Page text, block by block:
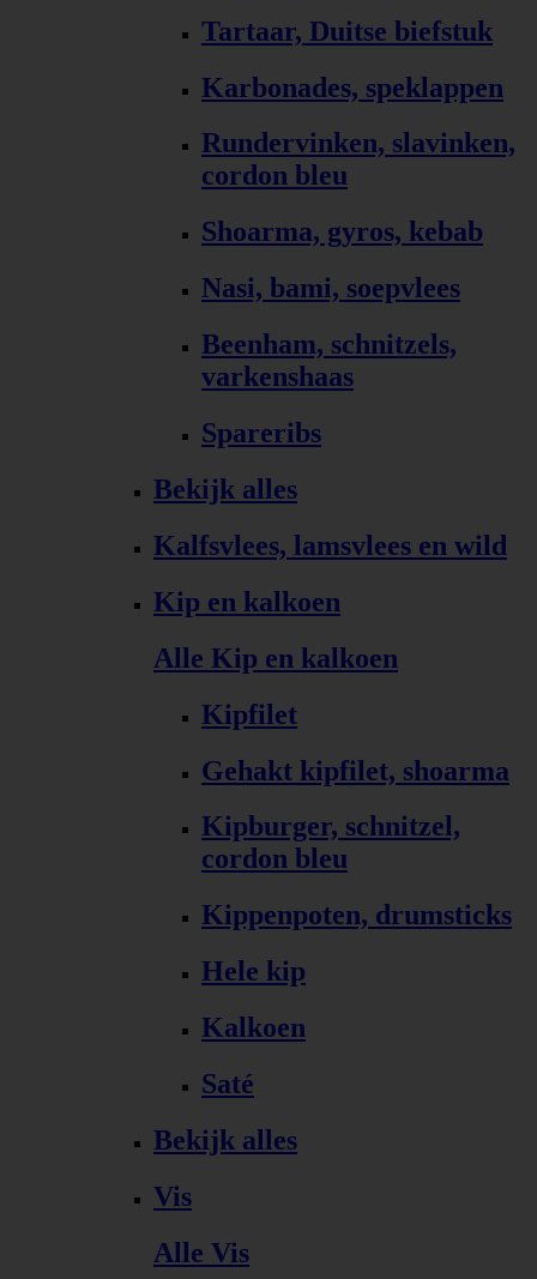
Tartaar, Duitse biefstuk
Karbonades, speklappen
Rundervinken, slavinken,
cordon bleu
Shoarma, gyros, kebab
Nasi, bami, soepvlees
Beenham, schnitzels,
varkenshaas
Spareribs
Bekijk alles
Kalfsvlees, lamsvlees en wild
Kip en kalkoen
Alle Kip en kalkoen
Kipfilet
Gehakt kipfilet, shoarma
Kipburger, schnitzel,
cordon bleu
Kippenpoten, drumsticks
Hele kip
Kalkoen
Saté
Bekijk alles
Vis
Alle Vis